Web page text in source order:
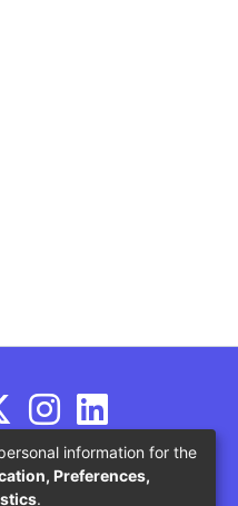
information for the
Preferences,
.